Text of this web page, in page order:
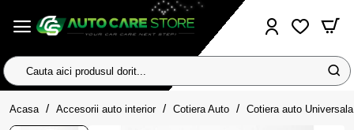
Cauta
aici
produsul
dorit...
Acasa homeAccesorii auto interior Cotiera Auto Cotiera auto